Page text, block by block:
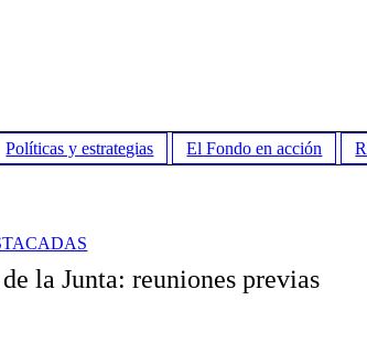
Políticas y estrategias El Fondo en acción
la Junta: reuniones previas